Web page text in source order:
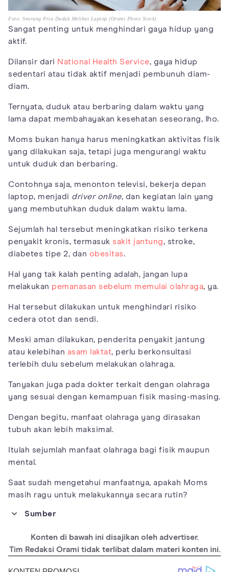
Foto: Seorang Pria Duduk Melihat Laptop (Orami Photo Stock)
Sangat penting untuk menghindari gaya hidup yang
aktif.
Dilansir dari National Health Service, gaya hidup
sedentari atau tidak aktif menjadi pembunuh diam-
diam.
Ternyata, duduk atau berbaring dalam waktu yang
lama dapat membahayakan kesehatan seseorang, lho.
Moms bukan hanya harus meningkatkan aktivitas fisik
yang dilakukan saja, tetapi juga mengurangi waktu
untuk duduk dan berbaring.
Contohnya saja, menonton televisi, bekerja depan
laptop, menjadi driver online, dan kegiatan lain yang
yang membutuhkan duduk dalam waktu lama.
Sejumlah hal tersebut meningkatkan risiko terkena
penyakit kronis, termasuk sakit jantung, stroke,
diabetes tipe 2, dan obesitas.
Hal yang tak kalah penting adalah, jangan lupa
melakukan pemanasan sebelum memulai olahraga, ya.
Hal tersebut dilakukan untuk menghindari risiko
cedera otot dan sendi.
Meski aman dilakukan, penderita penyakit jantung
atau kelebihan asam laktat, perlu berkonsultasi
terlebih dulu sebelum melakukan olahraga.
Tanyakan juga pada dokter terkait dengan olahraga
yang sesuai dengan kemampuan fisik masing-masing.
Dengan begitu, manfaat olahraga yang dirasakan
tubuh akan lebih maksimal.
Itulah sejumlah manfaat olahraga bagi fisik maupun
mental.
Saat sudah mengetahui manfaatnya, apakah Moms
masih ragu untuk melakukannya secara rutin?
Sumber
al-activity-its-important
https://www.activenorfolk.org/2021/05/mental-benefits-of-
sport/
https://www.nhs.uk/live-well/exercise/exercise-health-
Konten di bawah ini disajikan oleh advertiser.
Tim Redaksi Orami tidak terlibat dalam materi konten ini.